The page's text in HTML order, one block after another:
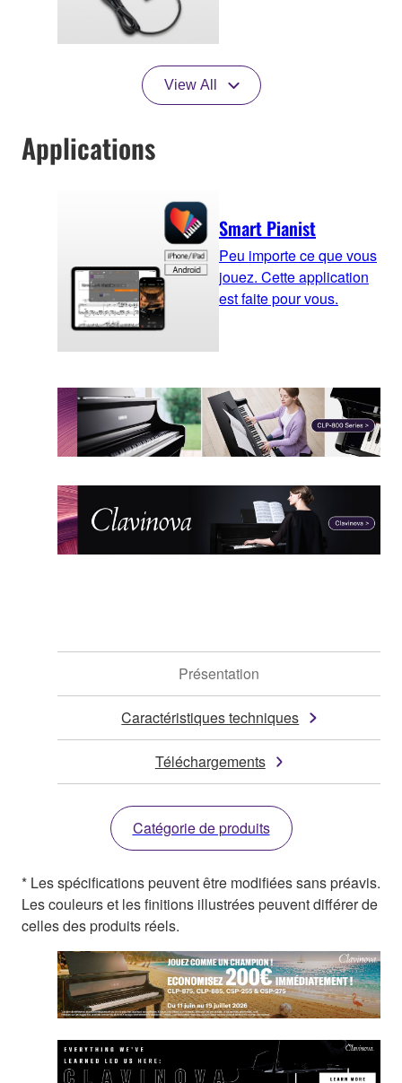
View All
Applications
Smart Pianist
Peu importe ce que vous
jouez. Cette application
est faite pour vous.
Présentation
Caractéristiques techniques
Téléchargements
Catégorie de produits
* Les spécifications peuvent être modifiées sans préavis.
Les couleurs et les finitions illustrées peuvent différer de
celles des produits réels.